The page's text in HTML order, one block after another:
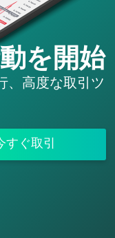
を開始
、高度な取引ツ
すぐ取引